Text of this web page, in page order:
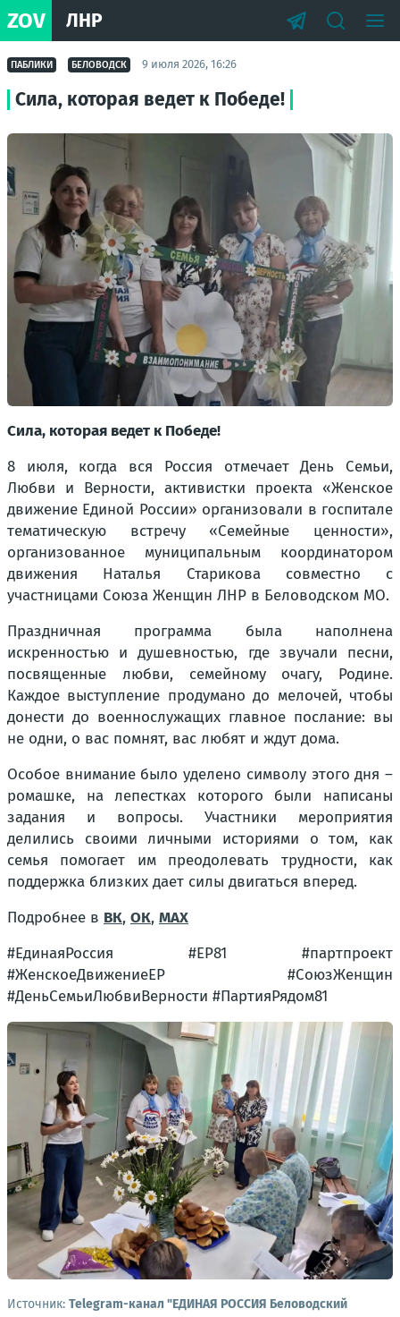
ZOV ЛНР
ПАБЛИКИ БЕЛОВОДСК 9 июля 2026, 16:26
Сила, которая ведет к Победе!
Сила, которая ведет к Победе!
8 июля, когда вся Россия отмечает День Семьи,
Любви и Верности, активистки проекта «Женское
движение Единой России» организовали в госпитале
тематическую встречу «Семейные ценности»,
организованное муниципальным координатором
движения Наталья Старикова совместно с
участницами Союза Женщин ЛНР в Беловодском МО.
Праздничная программа была наполнена
искренностью и душевностью, где звучали песни,
посвященные любви, семейному очагу, Родине.
Каждое выступление продумано до мелочей, чтобы
донести до военнослужащих главное послание: вы
не одни, о вас помнят, вас любят и ждут дома.
Особое внимание было уделено символу этого дня –
ромашке, на лепестках которого были написаны
задания и вопросы. Участники мероприятия
делились своими личными историями о том, как
семья помогает им преодолевать трудности, как
поддержка близких дает силы двигаться вперед.
Подробнее в ВК, ОК, МАХ
#ЕдинаяРоссия #ЕР81 #партпроект
#ЖенскоеДвижениеЕР #СоюзЖенщин
#ДеньСемьиЛюбвиВерности #ПартияРядом81
Источник: Telegram-канал "ЕДИНАЯ РОССИЯ Беловодский